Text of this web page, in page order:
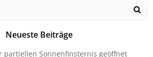
Neueste Beiträge
partiellen Sonnenfinsternis geöffnet